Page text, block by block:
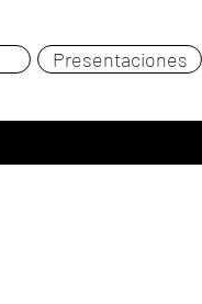
Presentaciones